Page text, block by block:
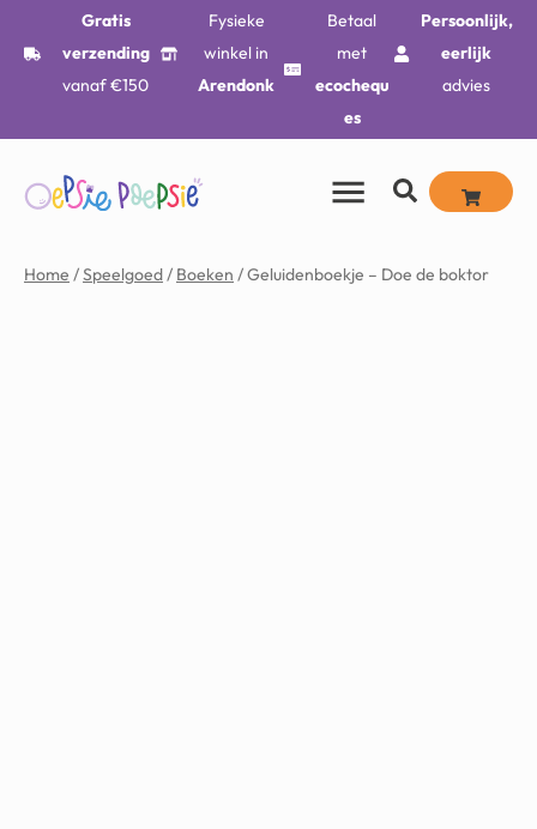
Gratis
verzending
vanaf €150
Fysieke
winkel in
Arendonk
Betaal
met
ecochequ
es
Persoonlijk,
eerlijk
advies
Home /Speelgoed/ Boeken / Geluidenboekje – Doe de boktor